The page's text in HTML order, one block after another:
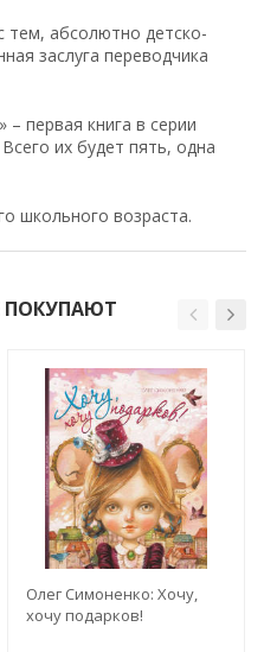
тем, абсолютно детско-
заслуга переводчика
» – первая книга в серии
их будет пять, одна
школьного возраста.
ПОКУПАЮТ
Олег Симоненко: Хочу,
хочу подарков!